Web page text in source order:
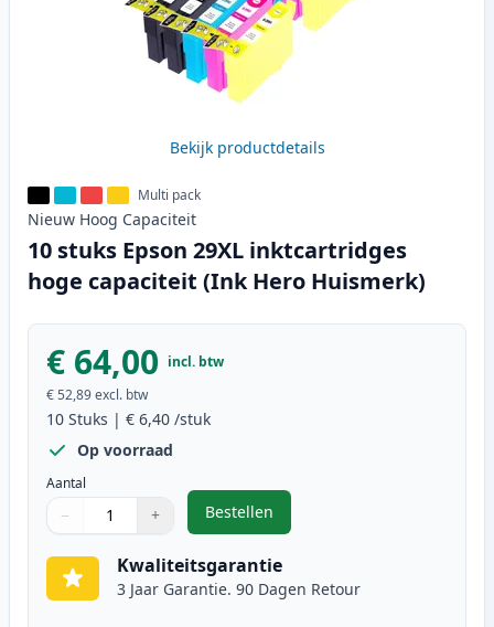
Bekijk productdetails
Multi pack
Nieuw Hoog Capaciteit
10 stuks Epson 29XL inktcartridges
hoge capaciteit (Ink Hero Huismerk)
€ 64,00 incl. btw
€ 52,89excl. btw
10 Stuks | € 6,40 /stuk
Op voorraad
Aantal
Gebruik de knoppen om aan te passen
− +
1
Bestellen
,10 stuks Epson 29XL
Kwaliteitsgarantie
3 Jaar Garantie. 90 Dagen Retour